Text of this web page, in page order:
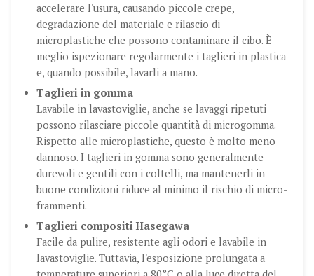
accelerare l'usura, causando piccole crepe,
degradazione del materiale e rilascio di
microplastiche che possono contaminare il cibo. È
meglio ispezionare regolarmente i taglieri in plastica
e, quando possibile, lavarli a mano.
Taglieri in gomma
Lavabile in lavastoviglie, anche se lavaggi ripetuti
possono rilasciare piccole quantità di microgomma.
Rispetto alle microplastiche, questo è molto meno
dannoso. I taglieri in gomma sono generalmente
durevoli e gentili con i coltelli, ma mantenerli in
buone condizioni riduce al minimo il rischio di micro-
frammenti.
Taglieri compositi Hasegawa
Facile da pulire, resistente agli odori e lavabile in
lavastoviglie. Tuttavia, l'esposizione prolungata a